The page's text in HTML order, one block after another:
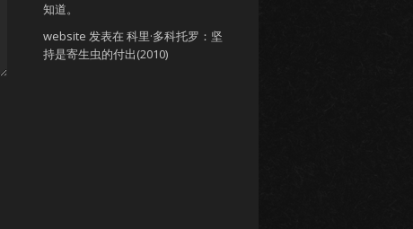
知道。
website 发表在 科里·多科托罗：坚
持是寄生虫的付出(2010)